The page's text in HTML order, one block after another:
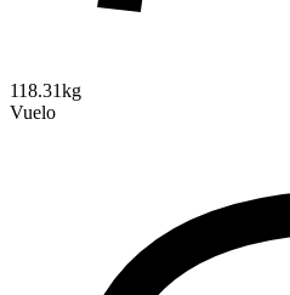
118.31kg
Vuelo